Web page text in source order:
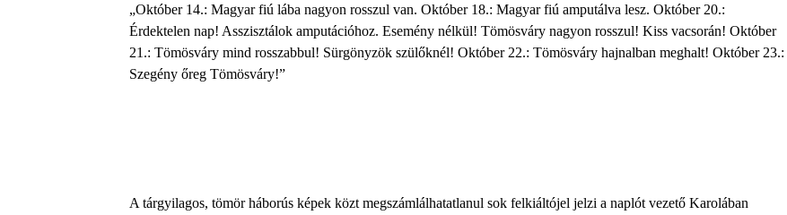
„Október 14.: Magyar fiú lába nagyon rosszul van. Október 18.: Magyar fiú amputálva lesz. Október 20.:
Érdektelen nap! Asszisztálok amputációhoz. Esemény nélkül! Tömösváry nagyon rosszul! Kiss vacsorán! Október
21.: Tömösváry mind rosszabbul! Sürgönyzök szülőknél! Október 22.: Tömösváry hajnalban meghalt! Október 23.:
Szegény őreg Tömösváry!”
A tárgyilagos, tömör háborús képek közt megszámlálhatatlanul sok felkiáltójel jelzi a naplót vezető Karolában